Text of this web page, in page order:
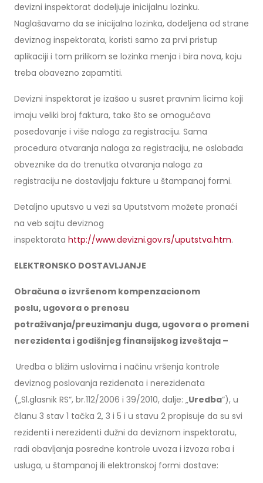
devizni inspektorat dodeljuje inicijalnu lozinku.
Naglašavamo da se inicijalna lozinka, dodeljena od strane
deviznog inspektorata, koristi samo za prvi pristup
aplikaciji i tom prilikom se lozinka menja i bira nova, koju
treba obavezno zapamtiti.
Devizni inspektorat je izašao u susret pravnim licima koji
imaju veliki broj faktura, tako što se omogućava
posedovanje i više naloga za registraciju. Sama
procedura otvaranja naloga za registraciju, ne oslobađa
obveznike da do trenutka otvaranja naloga za
registraciju ne dostavljaju fakture u štampanoj formi.
Detaljno uputsvo u vezi sa Uputstvom možete pronaći
na veb sajtu deviznog
inspektorata http://www.devizni.gov.rs/uputstva.htm.
ELEKTRONSKO DOSTAVLJANJE
Obračuna o izvršenom kompenzacionom
poslu, ugovora o prenosu
potraživanja/preuzimanju duga, ugovora o promeni
nerezidenta i godišnjeg finansijskog izveštaja –
Uredba o bližim uslovima i načinu vršenja kontrole
deviznog poslovanja rezidenata i nerezidenata
(„Sl.glasnik RS“, br.112/2006 i 39/2010, dalje: „Uredba“), u
članu 3 stav 1 tačka 2, 3 i 5 i u stavu 2 propisuje da su svi
rezidenti i nerezidenti dužni da deviznom inspektoratu,
radi obavljanja posredne kontrole uvoza i izvoza roba i
usluga, u štampanoj ili elektronskoj formi dostave: